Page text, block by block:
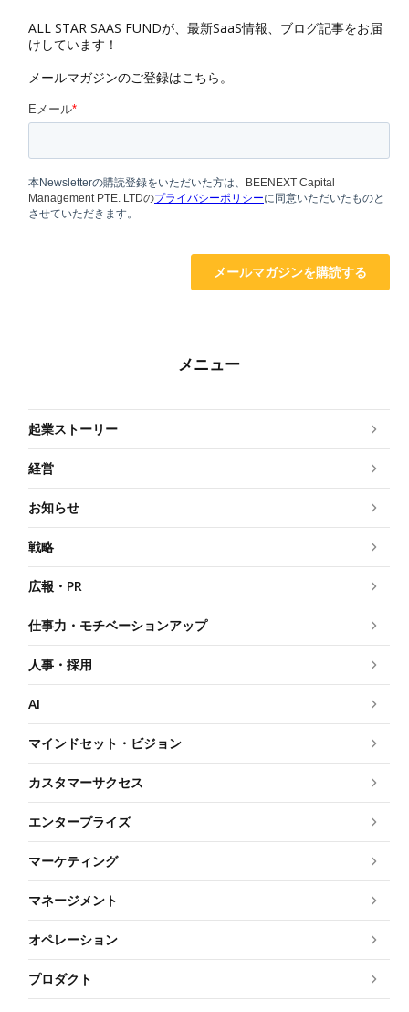
ALL STAR SAAS FUNDが、最新SaaS情報、ブログ記事をお届
けしています！
メールマガジンのご登録はこちら。
メニュー
起業ストーリー
経営
お知らせ
戦略
広報・PR
仕事力・モチベーションアップ
人事・採用
AI
マインドセット・ビジョン
カスタマーサクセス
エンタープライズ
マーケティング
マネージメント
オペレーション
プロダクト